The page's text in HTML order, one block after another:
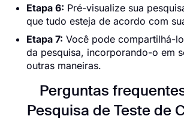
Etapa 6: Pré-visualize sua
que tudo esteja de acordo com
Etapa 7: Você pode compartilhá-
da pesquisa, incorporando-o em
outras maneiras.
Perguntas
Pesquisa de Teste de